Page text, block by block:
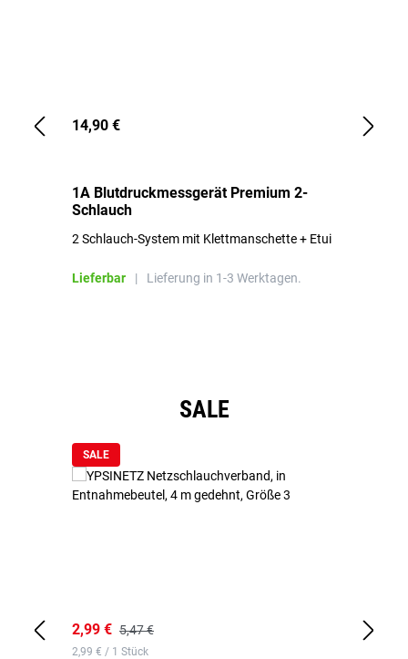
14,90 €
1A Blutdruckmessgerät Premium 2-
Schlauch
2 Schlauch-System mit Klettmanschette + Etui
Lieferbar | Lieferung in 1-3 Werktagen.
SALE
SALE
2,99 € 5,47 €
2,99 € / 1 Stück